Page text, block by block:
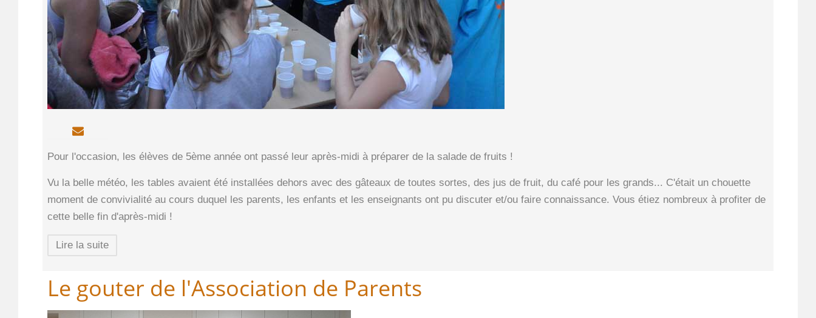
Pour l'occasion, les élèves de 5ème année ont passé leur après-midi à préparer de la salade de fruits !
Vu la belle météo, les tables avaient été installées dehors avec des gâteaux de toutes sortes, des jus de fruit, du café pour les grands... C'était un chouette
moment de convivialité au cours duquel les parents, les enfants et les enseignants ont pu discuter et/ou faire connaissance. Vous étiez nombreux à profiter de
cette belle fin d'après-midi !
Lire la suite
Le gouter de l'Association de Parents